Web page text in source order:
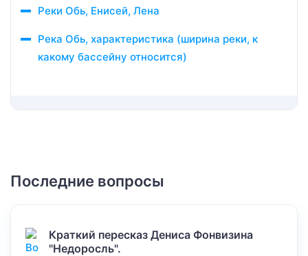
Реки Обь, Енисей, Лена
Река Обь, характеристика (ширина реки, к
какому бассейну относится)
Последние вопросы
Краткий пересказ Дениса Фонвизина
"Недоросль".